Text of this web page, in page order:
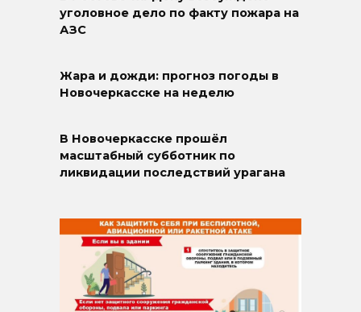
уголовное дело по факту пожара на
АЗС
Жара и дожди: прогноз погоды в
Новочеркасске на неделю
В Новочеркасске прошёл
масштабный субботник по
ликвидации последствий урагана